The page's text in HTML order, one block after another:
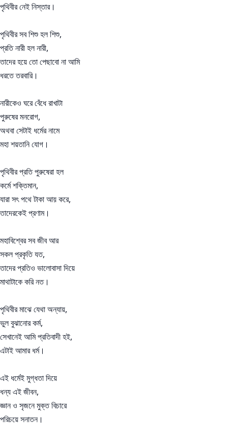
পৃথিবীর নেই নিস্তার।
পৃথিবীর সব শিশু হল শিশু,
প্রতি নারী হল নারী,
তাদের হয়ে তো পেছাবো না আমি
ধরতে তরবারি।
নারীকেও ঘরে বেঁধে রাখাটা
পুরুষের মনরোগ,
অথবা সেটাই ধর্মের নামে
মহা শয়তানি যোগ।
পৃথিবীর প্রতি পুরুষেরা হল
কর্মে শক্তিমান,
যারা সৎ পথে টাকা আয় করে,
তাদেরকেই প্রণাম।
মহাবিশ্বের সব জীব আর
সকল প্রকৃতি যত,
তাদের প্রতিও ভালোবাসা দিয়ে
মাথাটাকে করি নত।
পৃথিবীর মাঝে যেথা অন্যায়,
ভুল বুঝানোর কর্ম,
সেখানেই আমি প্রতিবাদী হই,
এটাই আমার ধর্ম।
এই ধর্মেই মুগ্ধতা দিয়ে
ধন্য এই জীবন,
জ্ঞান ও সৃজনে মুক্ত বিচারে
পরিচয়ে সনাতন।